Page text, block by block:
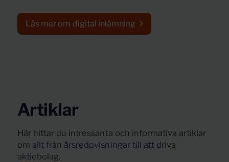
Läs mer om digital inlämning
Artiklar
Här hittar du intressanta och informativa artiklar
om allt från årsredovisningar till att driva
aktiebolag.